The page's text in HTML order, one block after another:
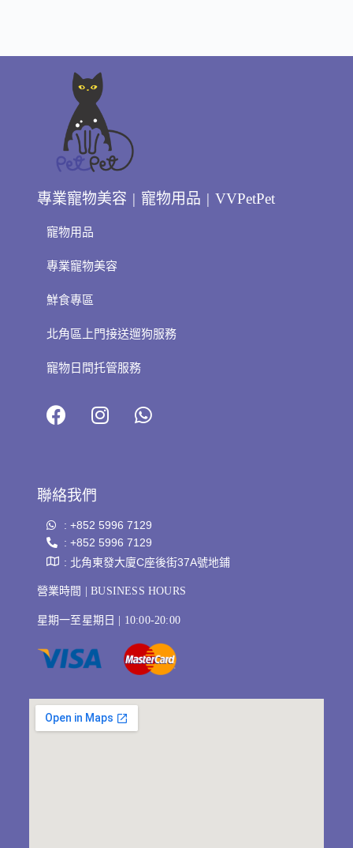
專業寵物美容 | 寵物用品 | VVPetPet
寵物用品
專業寵物美容
鮮食專區
北角區上門接送遛狗服務
寵物日間托管服務
聯絡我們
: +852 5996 7129
: +852 5996 7129
: 北角東發大廈C座後街37A號地鋪
營業時間 | BUSINESS HOURS
星期一至星期日 | 10:00-20:00